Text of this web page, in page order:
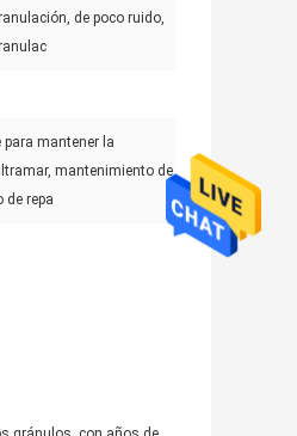
de poco ruido,
para mantener la
mantenimiento de
de repa